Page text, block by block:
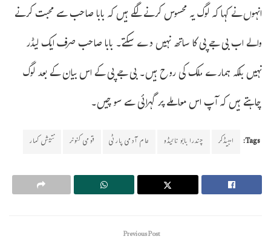
انہوں نے کہا کہ لوگ یہ محسوس کرنے لگے ہیں کہ بابا صاحب سے محبت کرنے
والے اب بی جے پی کا ساتھ نہیں دے سکتے۔ بابا صاحب صرف ایک لیڈر
نہیں بلکہ ہمارے ملک کی روح ہیں۔ بی جے پی کے اس بیان کے بعد لوگ
چاہتے ہیں کہ آپ اس معاملے پر گہرائی سے سوچیں۔
Tags: امبیڈکر چندرا بابو نائیڈو عام آدمی پارٹی قومی کنونر نتیش کمار
Previous Post